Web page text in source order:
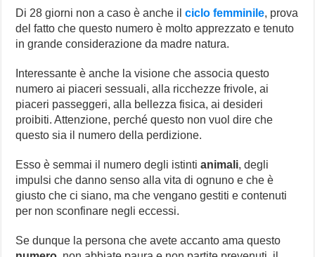
Di 28 giorni non a caso è anche ilciclo femminile, prova
del fatto che questo numero è molto apprezzato e tenuto
in grande considerazione da madre natura.
Interessante è anche la visione che associa questo
numero ai piaceri sessuali, alla ricchezze frivole, ai
piaceri passeggeri, alla bellezza fisica, ai desideri
proibiti. Attenzione, perché questo non vuol dire che
questo sia il numero della perdizione.
Esso è semmai il numero degli istintianimali, degli
impulsi che danno senso alla vita di ognuno e che è
giusto che ci siano, ma che vengano gestiti e contenuti
per non sconfinare negli eccessi.
Se dunque la persona che avete accanto ama questo